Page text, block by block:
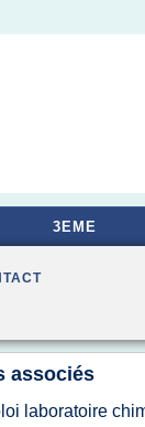
3EME
associés
laboratoire